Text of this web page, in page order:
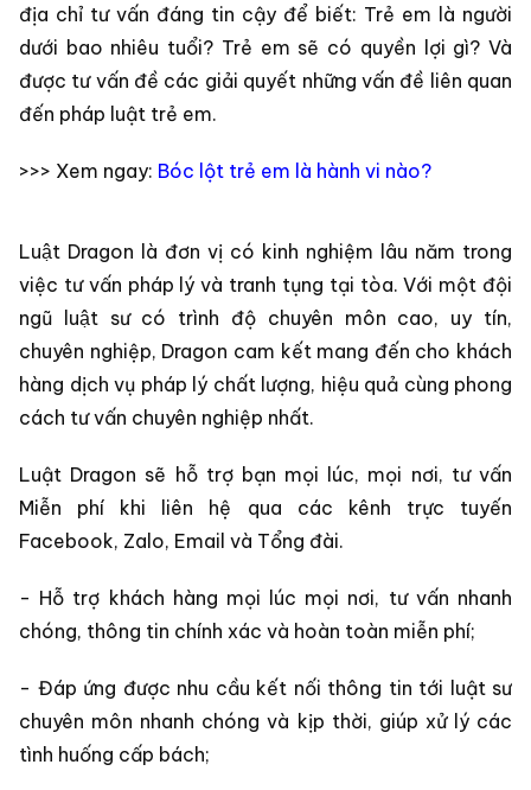
địa chỉ tư vấn đáng tin cậy để biết: Trẻ em là người
dưới bao nhiêu tuổi? Trẻ em sẽ có quyền lợi gì? Và
được tư vấn đề các giải quyết những vấn đề liên quan
đến pháp luật trẻ em.
>>> Xem ngay: Bóc lột trẻ em là hành vi nào?
Luật Dragon là đơn vị có kinh nghiệm lâu năm trong
việc tư vấn pháp lý và tranh tụng tại tòa. Với một đội
ngũ luật sư có trình độ chuyên môn cao, uy tín,
chuyên nghiệp, Dragon cam kết mang đến cho khách
hàng dịch vụ pháp lý chất lượng, hiệu quả cùng phong
cách tư vấn chuyên nghiệp nhất.
Luật Dragon sẽ hỗ trợ bạn mọi lúc, mọi nơi, tư vấn
Miễn phí khi liên hệ qua các kênh trực tuyến
Facebook, Zalo, Email và Tổng đài.
- Hỗ trợ khách hàng mọi lúc mọi nơi, tư vấn nhanh
chóng, thông tin chính xác và hoàn toàn miễn phí;
- Đáp ứng được nhu cầu kết nối thông tin tới luật sư
chuyên môn nhanh chóng và kịp thời, giúp xử lý các
tình huống cấp bách;